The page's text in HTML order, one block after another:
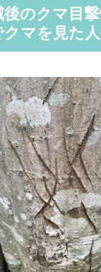
後のクマ目
クマを見た